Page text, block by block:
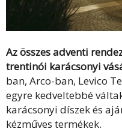
Az összes adventi
trentinói karácsonyi
ban, Arco-ban, Levico
egyre kedveltebbé
karácsonyi díszek és
kézműves termékek.